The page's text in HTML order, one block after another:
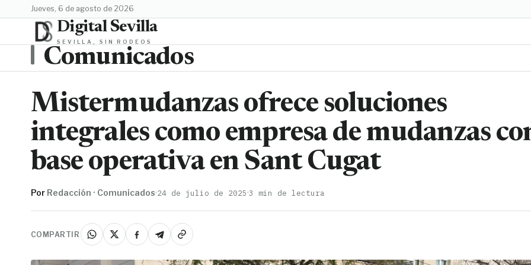
jueves, 6 de agosto de 2026
Digital Sevilla
SEVILLA, SIN RODEOS
Comunicados
Mistermudanzas ofrece soluciones
integrales como empresa de mudanzas
base operativa en Sant Cugat
Por Redacción · Comunicados·24 de julio de 2025·3 min de lectura
COMPARTIR